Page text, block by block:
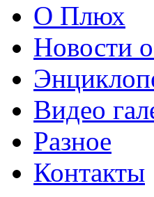
О Плюх
Новости
Видео
Разное
Контакты